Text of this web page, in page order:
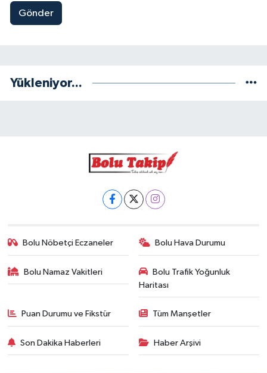
Gönder
Yükleniyor...
Bolu Nöbetçi Eczaneler Bolu Hava Durumu
Bolu Namaz Vakitleri
Bolu Trafik Yoğunluk
Haritası
Puan Durumu ve Fikstür Tüm Manşetler
Son Dakika Haberleri Haber Arşivi